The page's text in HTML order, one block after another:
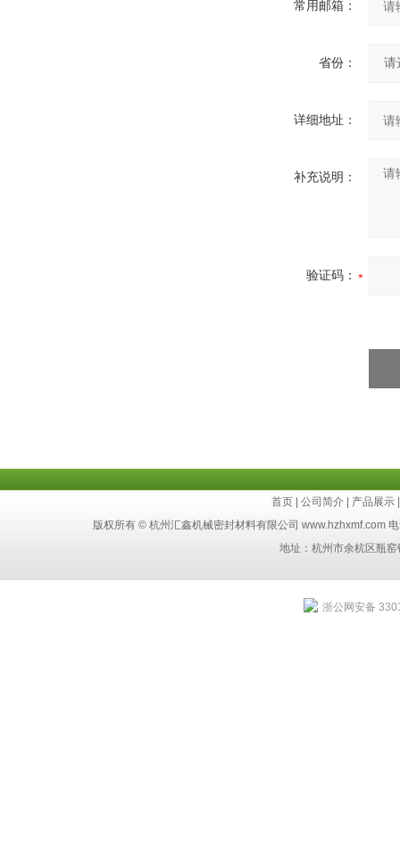
常用邮箱：
省份：
详细地址：
补充说明：
验证码：
首页 公司简介 产品展示
版权所有 © 杭州汇鑫机械密封材料有限公司 www.hzhxmf.com
地址：杭州市余杭区瓶
浙公网安备